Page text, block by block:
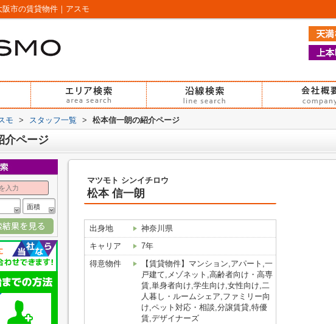
市の賃貸物件｜アスモ
モ > スタッフ一覧 > 松本信一朗の紹介ページ
介ページ
マツモト シンイチロウ
松本 信一朗
出身地
神奈川県
キャリア
7年
得意物件
【賃貸物件】マンション,アパート,一
戸建て,メゾネット,高齢者向け・高専
賃,単身者向け,学生向け,女性向け,二
人暮し・ルームシェア,ファミリー向
け,ペット対応・相談,分譲賃貸,特優
賃,デザイナーズ
面積